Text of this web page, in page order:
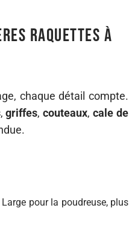
raquettes à
chaque détail compte.
,griffes,couteaux,cale de
pour la poudreuse, plus